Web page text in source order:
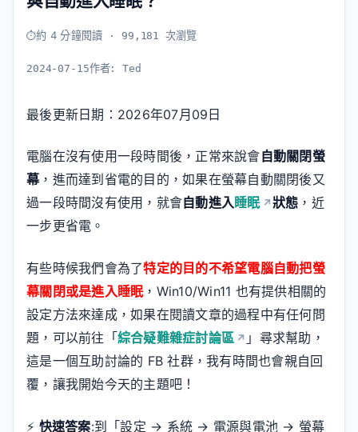
約 4 分鐘閱讀 · 99,181 次瀏覽
2024-07-15作者:Ted
最後更新日期：2026年07月09日
電腦在沒有使用一段時間後，正常來說會自動關閉螢
幕，進而達到省電的目的，如果在螢幕自動關閉後又
過一段時間沒有使用，就會自動進入睡眠 狀態 ，近
一步更省電。
有些時候我們會為了特定的目的不希望電腦自動把螢
幕關閉或是進入睡眠，Win10/Win11 也有提供相關的
設定方法來達成，如果在閱讀文章的過程中有任何問
題，可以前往「綜合疑難雜症討論區
」尋求幫助，
這是一個互助討論的 FB 社群，我有時間也會親自回
覆，讓我開始今天的主題吧！
⚡ 快速答案:到「設定 → 系統 → 電源與電池 → 螢幕